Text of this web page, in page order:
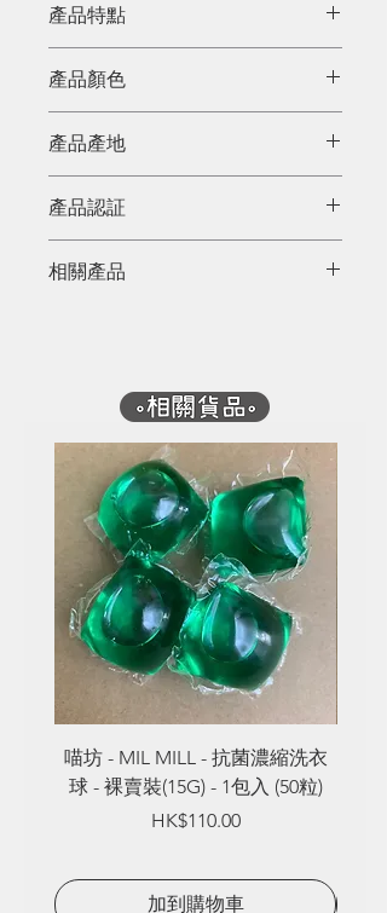
納，非常節省位置，適合日常家居
使用
產品特點
產品顏色
產品產地
產品認証
相關產品
喵坊 - MIL MILL - 抗菌濃縮洗衣
球 - 裸賣裝(15G) - 1包入 (50粒)
Price
HK$110.00
加到購物車